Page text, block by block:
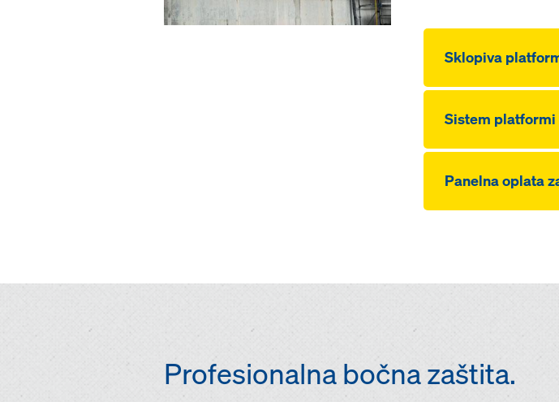
Sklopiva
Sistem platformi
Panelna oplata
Profesionalna bočna zaštita.